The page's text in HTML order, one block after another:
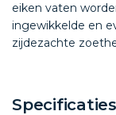
eiken vaten
ingewikkelde en
zijdezachte
Specificaties